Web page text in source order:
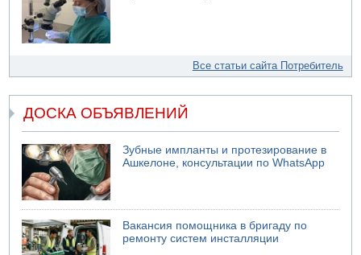
Все статьи сайта Потребитель
ДОСКА ОБЪЯВЛЕНИЙ
Зубные импланты и протезирование в
Ашкелоне, консультации по WhatsApp
Вакансия помощника в бригаду по
ремонту систем инсталляции